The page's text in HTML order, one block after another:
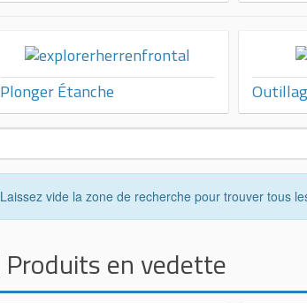
Plonger Étanche
Laissez vide la zone de recherche pour trouver tous
Produits en vedette